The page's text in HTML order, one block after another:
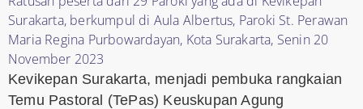
Surakarta, berkumpul di Aula Albertus, Paroki St. Perawan
Maria Regina Purbowardayan, Kota Surakarta, Senin 20
November 2023
Kevikepan Surakarta, menjadi pembuka rangkaian
Temu Pastoral (TePas) Keuskupan Agung